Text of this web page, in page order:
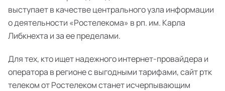
выступает в качестве центрального узла информации
о деятельности «Ростелекома» в рп. им. Карла
Либкнехта и за ее пределами.
Для тех, кто ищет надежного интернет-провайдера и
оператора в регионе с выгодными тарифами, сайт ртк
телеком от Ростелеком станет исчерпывающим